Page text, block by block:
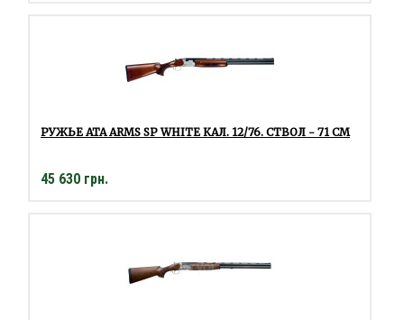
РУЖЬЕ ATA ARMS SP WHITE КАЛ. 12/76. СТВОЛ - 71 СМ
45 630 грн.